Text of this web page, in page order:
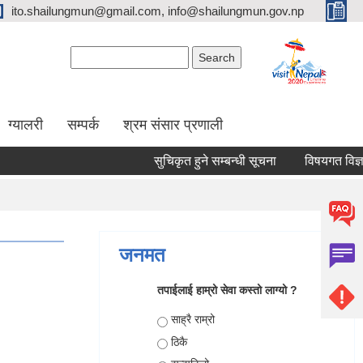
ito.shailungmun@gmail.com, info@shailungmun.gov.np
ग्यालरी सम्पर्क श्रम संसार प्रणाली
सुचिकृत हुने सम्बन्धी सूचना विषयगत विज्ञ
जनमत
तपाईलाई हाम्रो सेवा कस्तो लाग्यो ?
Choices
साह्रै राम्रो
ठिकै